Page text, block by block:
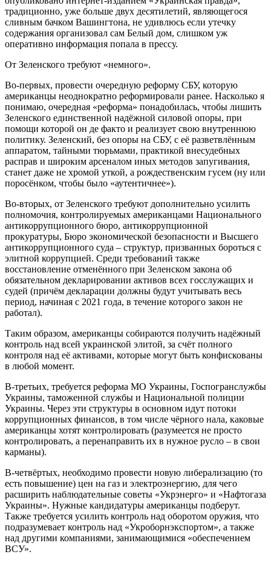
традиционно, уже больше двух десятилетий, являющегося
сливным бачком Вашингтона, не удивлюсь если утечку
содержания организовал сам Белый дом, слишком уж
оперативно информация попала в прессу.
От Зеленского требуют «немного».
Во-первых, провести очередную реформу СБУ, которую
американцы неоднократно реформировали ранее. Насколько я
понимаю, очередная «реформа» понадобилась, чтобы лишить
Зеленского единственной надёжной силовой опоры, при
помощи которой он де факто и реализует свою внутреннюю
политику. Зеленский, без опоры на СБУ, с её разветвлённым
аппаратом, тайными тюрьмами, практикой внесудебных
расправ и широким арсеналом иных методов запугивания,
станет даже не хромой уткой, а рождественским гусем (ну или
поросёнком, чтобы было «аутентичнее»).
Во-вторых, от Зеленского требуют дополнительно усилить
полномочия, контролируемых американцами Национального
антикоррупционного бюро, антикоррупционной
прокуратуры, Бюро экономической безопасности и Высшего
антикоррупционного суда – структур, призванных бороться с
элитной коррупцией. Среди требований также
восстановление отменённого при Зеленском закона об
обязательном декларировании активов всех госслужащих и
судей (причём декларации должны будут учитывать весь
период, начиная с 2021 года, в течение которого закон не
работал).
Таким образом, американцы собираются получить надёжный
контроль над всей украинской элитой, за счёт полного
контроля над её активами, которые могут быть конфискованы
в любой момент.
В-третьих, требуется реформа МО Украины, Госпогранслужбы
Украины, таможенной службы и Национальной полиции
Украины. Через эти структуры в основном идут потоки
коррупционных финансов, в том числе чёрного нала, каковые
американцы хотят контролировать (разумеется не просто
контролировать, а перенаправить их в нужное русло – в свои
карманы).
В-четвёртых, необходимо провести новую либерализацию (то
есть повышение) цен на газ и электроэнергию, для чего
расширить наблюдательные советы «Укрэнерго» и «Нафтогаза
Украины». Нужные кандидатуры американцы подберут.
Также требуется усилить контроль над оборотом оружия, что
подразумевает контроль над «Укроборнэкспортом», а также
над другими компаниями, занимающимися «обеспечением
ВСУ».